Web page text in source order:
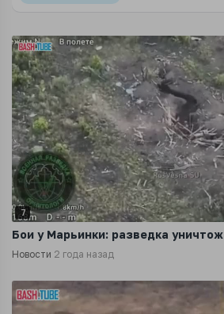
7
Бои у Марьинки: разведка
Новости 2 года назад